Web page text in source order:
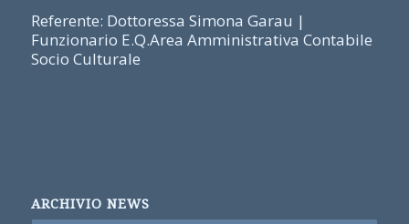
Referente: Dottoressa Simona Garau |
Funzionario E.Q.Area Amministrativa Contabile
Socio Culturale
ARCHIVIO NEWS